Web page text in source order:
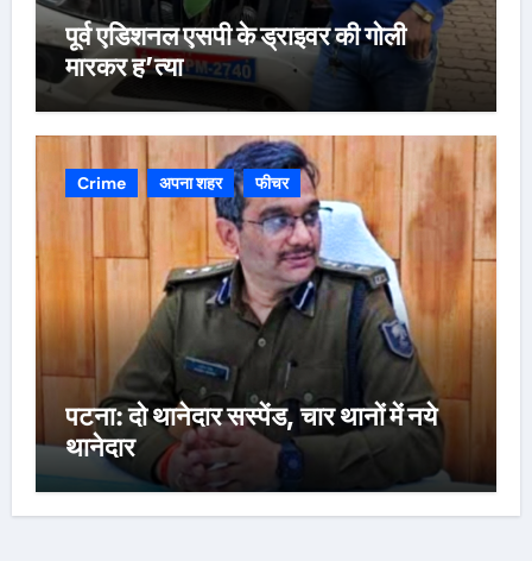
पूर्व एडिशनल एसपी के ड्राइवर की गोली
मारकर ह’त्या
Crime अपना शहर फीचर
पटना: दो थानेदार सस्पेंड, चार थानों में नये
थानेदार